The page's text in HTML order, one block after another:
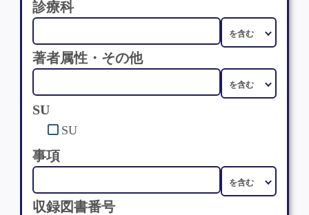
診療科
著者属性・その他
SU
SU
事項
収録図書番号